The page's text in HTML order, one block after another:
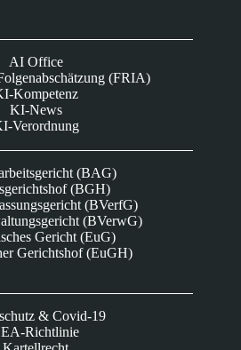
AI Office
(FRIA)
Kompetenz
KI-News
Verordnung
(BAG)
(BGH)
(BVerfG)
(BVerwG)
Gericht (EuG)
Gerichtshof (EuGH)
& Covid-19
Richtlinie